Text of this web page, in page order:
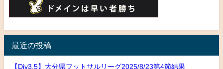
最近の投稿
【Div3,5】大分県フットサルリーグ2025/8/23第4節結果